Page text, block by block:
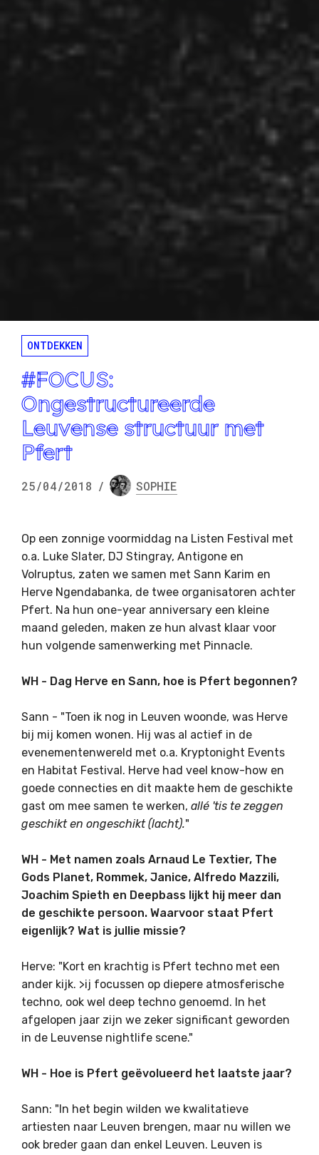
ONTDEKKEN
#FOCUS:
Ongestructureerde
Leuvense structuur met
Pfert
25/04/2018 / SOPHIE
Op een zonnige voormiddag na Listen Festival met
o.a. Luke Slater, DJ Stingray, Antigone en
Volruptus, zaten we samen met Sann Karim en
Herve Ngendabanka, de twee organisatoren achter
Pfert. Na hun one-year anniversary een kleine
maand geleden, maken ze hun alvast klaar voor
hun volgende samenwerking met Pinnacle.
WH - Dag Herve en Sann, hoe is Pfert begonnen?
Sann - "Toen ik nog in Leuven woonde, was Herve
bij mij komen wonen. Hij was al actief in de
evenementenwereld met o.a. Kryptonight Events
en Habitat Festival. Herve had veel know-how en
goede connecties en dit maakte hem de geschikte
gast om mee samen te werken, allé 'tis te zeggen
geschikt en ongeschikt (lacht)."
WH - Met namen zoals Arnaud Le Textier, The
Gods Planet, Rommek, Janice, Alfredo Mazzili,
Joachim Spieth en Deepbass lijkt hij meer dan
de geschikte persoon. Waarvoor staat Pfert
eigenlijk? Wat is jullie missie?
Herve: "Kort en krachtig is Pfert techno met een
ander kijk. >ij focussen op diepere atmosferische
techno, ook wel deep techno genoemd. In het
afgelopen jaar zijn we zeker significant geworden
in de Leuvense nightlife scene."
WH - Hoe is Pfert geëvolueerd het laatste jaar?
Sann: "In het begin wilden we kwalitatieve
artiesten naar Leuven brengen, maar nu willen we
ook breder gaan dan enkel Leuven. Leuven is